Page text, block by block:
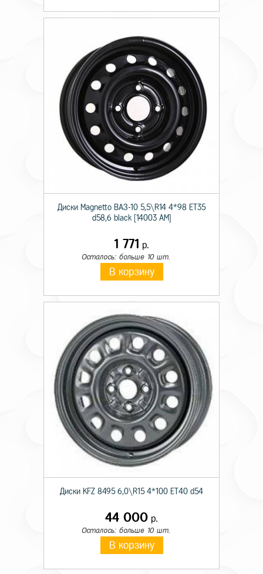
Диски Magnetto ВАЗ-10 5,5\R14 4*98 ET35
d58,6 black [14003 AM]
1 771 р.
Осталось: больше 10 шт.
В корзину
Диски KFZ 8495 6,0\R15 4*100 ET40 d54
44 000 р.
Осталось: больше 10 шт.
В корзину